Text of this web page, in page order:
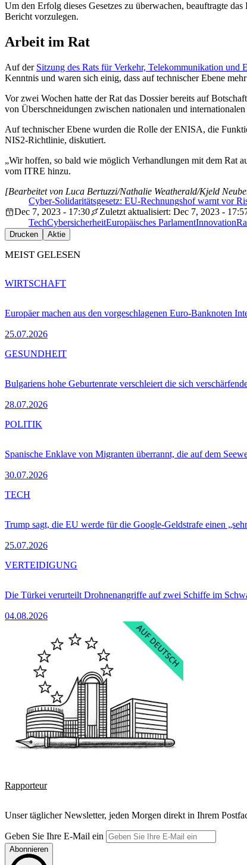
Um den Erfolg dieses Gesetzes zu überwachen, beauftragte
Bericht vorzulegen.
Arbeit im Rat
Auf der Sitzung des Rats für Verkehr, Telekommunikation und
Kenntnis und waren sich einig, dass auf technischer Ebene
Vor zwei Wochen hatte der Rat das Dossier bereits auf
von Überschneidungen zwischen nationalen und
Auf technischer Ebene wurden die Rolle der ENISA, die
NIS2-Richtlinie, diskutiert.
„Wir hoffen, so bald wie möglich Verhandlungen mit dem Rat
vom ITRE hinzu.
Cyber-Solidaritätsgesetz: EU-Rechnungshof warnt vor
[Bearbeitet von Luca Bertuzzi/Nathalie Weatherald/Kjeld
Dec 7, 2023 - 17:30
Zuletzt aktualisiert: Dec 7, 2023 -
TechCybersicherheitEuropäisches ParlamentInnovation
Drucken Aktie
MEIST GELESEN
Europäer machen aus den vorgeschlagenen Euro-Banknoten
25.07.2026
WIRTSCHAFT
Bulgariens hohe Geburtenrate verschleiert die sich
28.07.2026
GESUNDHEIT
Spanische Enklave von Migranten überrannt, die auf dem
30.07.2026
POLITIK
Trump sagt, die EU werde für die Google-Geldstrafe einen
25.07.2026
TECH
Die Türkei verurteilt Drohnenangriffe auf zwei Schiffe im
04.08.2026
VERTEIDIGUNG
Rapporteur
Unser täglicher Newsletter, jeden Morgen direkt in Ihrem
Geben Sie Ihre E-Mail ein
Abonnieren